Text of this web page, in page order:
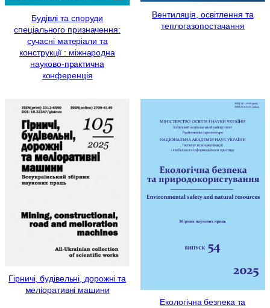
Будівлі та споруди
спеціального призначення:
сучасні матеріали та
конструкції : міжнародна
науково-практична
конференція
Вентиляція, освітлення та
теплогазопостачання
Гірничі, будівельні, дорожні та
меліоративні машини
Екологічна безпека та